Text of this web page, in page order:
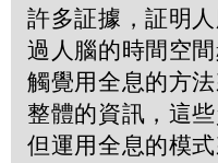
許多証據，証明
過人腦的時間空
觸覺用全息的方
整體的資訊，這
但運用全息的模